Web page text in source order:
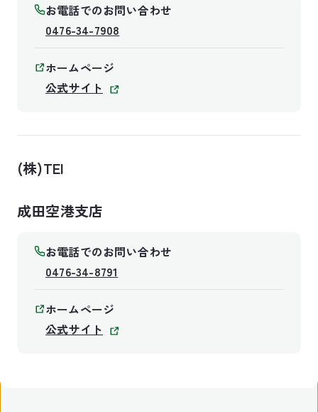
お電話でのお問い合わせ
0476-34-7908
ホームページ
公式サイト
(株)TEI
成田空港支店
お電話でのお問い合わせ
0476-34-8791
ホームページ
公式サイト